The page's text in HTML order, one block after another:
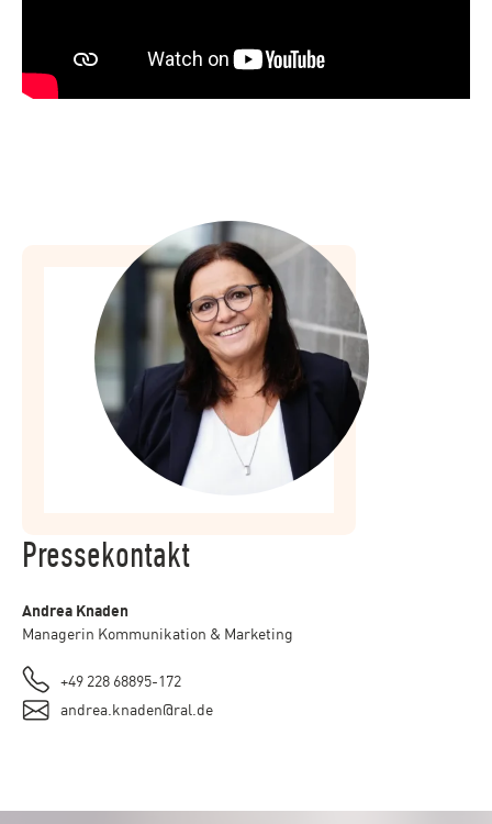
Pressekontakt
Andrea Knaden
Managerin Kommunikation & Marketing
+49 228 68895-172
andrea.knaden@ral.de